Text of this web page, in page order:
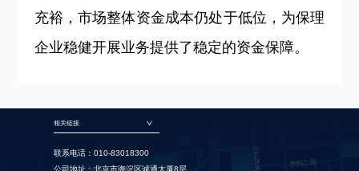
充裕，市场整体资金成本仍处于低位，为保理
企业稳健开展业务提供了稳定的资金保障。
相关链接
联系电话：010-83018300
公司地址：北京市海淀区诚通大厦8层